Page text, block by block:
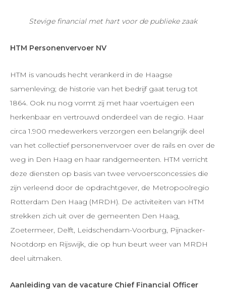
Stevige financial met hart voor de publieke zaak
HTM Personenvervoer NV
HTM is vanouds hecht verankerd in de Haagse
samenleving; de historie van het bedrijf gaat terug tot
1864. Ook nu nog vormt zij met haar voertuigen een
herkenbaar en vertrouwd onderdeel van de regio. Haar
circa 1.900 medewerkers verzorgen een belangrijk deel
van het collectief personenvervoer over de rails en over de
weg in Den Haag en haar randgemeenten. HTM verricht
deze diensten op basis van twee vervoersconcessies die
zijn verleend door de opdrachtgever, de Metropoolregio
Rotterdam Den Haag (MRDH). De activiteiten van HTM
strekken zich uit over de gemeenten Den Haag,
Zoetermeer, Delft, Leidschendam-Voorburg, Pijnacker-
Nootdorp en Rijswijk, die op hun beurt weer van MRDH
deel uitmaken.
Aanleiding van de vacature Chief Financial Officer